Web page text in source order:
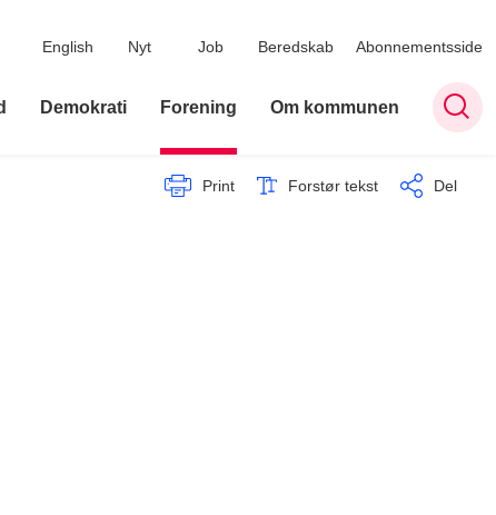
English Nyt Job Beredskab Abonnementsside
Demokrati Forening Om kommunen
Print Forstør tekst Del